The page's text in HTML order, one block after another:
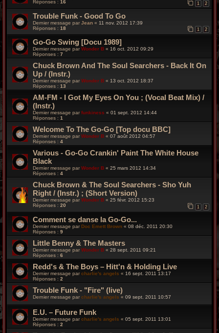
Réponses : 16 1 2
Trouble Funk - Good To Go
Dernier message par Jean « 11 nov. 2012 17:39
Réponses : 18 1 2
Go-Go Swing [Docu 1989]
Dernier message parWonder B « 16 oct. 2012 09:29
Réponses : 7
Chuck Brown And The Soul Searchers - Back It On
Up / (Instr.)
Dernier message par Wonder B « 13 oct. 2012 18:37
Réponses : 13
AM-FM - I Got My Eyes On You ; (Vocal Beat Mix) /
(Instr.)
Dernier message par funkiness « 01 sept. 2012 14:44
Réponses : 1
Welcome To The Go-Go [Top docu BBC]
Dernier message par Wonder B « 07 août 2012 04:57
Réponses : 4
Various - Go-Go Crankin' Paint The White House
Black
Dernier message par Wonder B « 25 mars 2012 14:34
Réponses : 4
Chuck Brown & The Soul Searchers - Sho Yuh
Right / (Instr.) ; (Short Version)
Dernier message par Wonder B « 25 févr. 2012 15:23
Réponses : 20 1 2
Comment se danse la Go-Go...
Dernier message parDoc Emett Brown « 08 déc. 2011 20:30
Réponses : 9
Little Benny & The Masters
Dernier message par Wonder B « 28 sept. 2011 09:21
Réponses : 6
Redd's & The Boys – Hitt'n & Holding Live
Dernier message parcharlie's angels « 16 sept. 2011 13:17
Réponses : 2
Trouble Funk - "Fire" (live)
Dernier message par charlie's angels « 09 sept. 2011 10:57
E.U. – Future Funk
Dernier message parcharlie's angels « 05 sept. 2011 13:01
Réponses : 2